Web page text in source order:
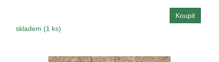
skladem (1 ks)